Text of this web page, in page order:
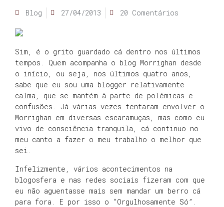
Blog 27/04/2013 20 Comentários
Sim, é o grito guardado cá dentro nos últimos
tempos. Quem acompanha o blog Morrighan desde
o início, ou seja, nos últimos quatro anos,
sabe que eu sou uma blogger relativamente
calma, que se mantém à parte de polémicas e
confusões. Já várias vezes tentaram envolver o
Morrighan em diversas escaramuças, mas como eu
vivo de consciência tranquila, cá continuo no
meu canto a fazer o meu trabalho o melhor que
sei.
Infelizmente, vários acontecimentos na
blogosfera e nas redes sociais fizeram com que
eu não aguentasse mais sem mandar um berro cá
para fora. E por isso o “Orgulhosamente Só”.